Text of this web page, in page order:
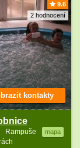
9.6
2 hodnocení
Rampuše mapa
kontakty